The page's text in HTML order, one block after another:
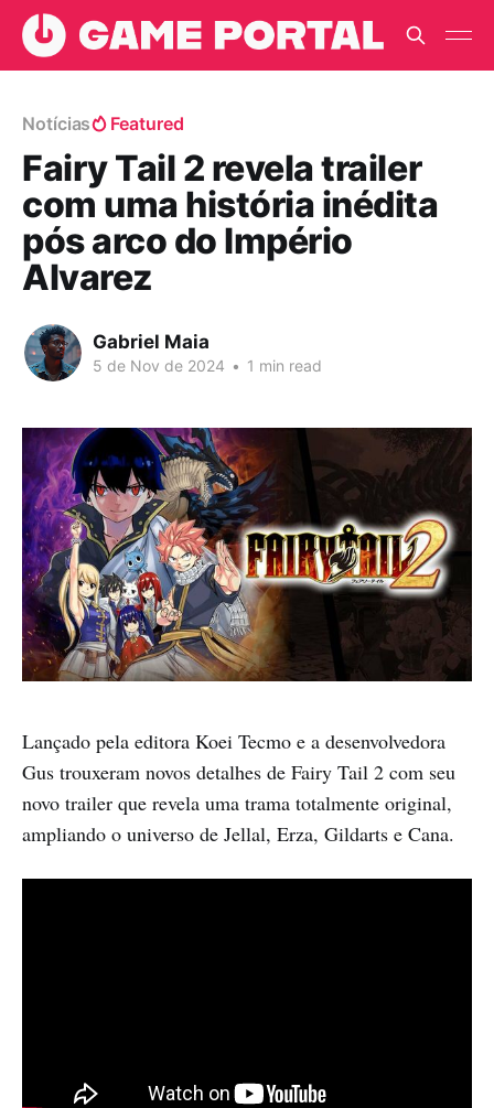
Notícias Featured
Fairy Tail 2 revela trailer
com uma história inédita
pós arco do Império
Alvarez
Gabriel Maia
5 de Nov de 2024 • 1 min read
Lançado pela editora Koei Tecmo e a desenvolvedora
Gus trouxeram novos detalhes de Fairy Tail 2 com seu
novo trailer que revela uma trama totalmente original,
ampliando o universo de Jellal, Erza, Gildarts e Cana.